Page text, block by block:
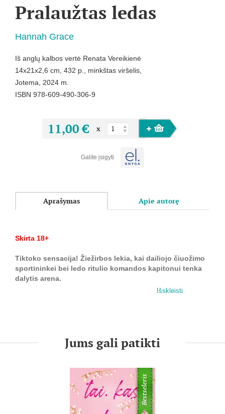
Pralaužtas ledas
Hannah Grace
Iš anglų kalbos vertė Renata Vereikienė
14x21x2,6 cm, 432 p., minkštas viršelis,
Jotema, 2024 m.
ISBN 978-609-490-306-9
11,00 € x
Galite įsigyti
Aprašymas Apie autorę
Skirta 18+
Tiktoko sensacija! Žiežirbos lekia, kai dailiojo čiuožimo
sportininkei bei ledo ritulio komandos kapitonui tenka
dalytis arena.
suteikiama solidi stipendija Kalifornijos universitete, Meipl
Hilso koledže, bei vieta universiteto dailiojo čiuožimo
Anastasijai niekas nesutrukdys, net ledo ritulio komandos
kapitonas Natas Hokinsas!
Kadangi yra kapitonas, Natui svarbiausia, kad komanda
Išskleisti
Jums gali patikti
Bestseleris